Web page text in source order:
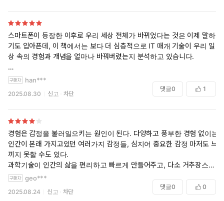
손으로 쓰고 그리는 일, 무언가를 기다리는 순간과 공공성을 감각
하는 일 등이 멸종 위기에 처해 있다.
문화 비평가이자 역사학자인 크리스틴 로젠은 《경험의 멸종》에
서 경험이 소멸하는 21세기적 현상을 탐구하고 그 소멸이 갖는 의
미를 철학적으로 분석한다. 대중문화, 과학, 정치, 법률 등 수많은 사
례를 탐사하는 로젠의 작업은 인간의 조건이 되었던 경험들이 사라
져가는 지금, 우리에게 이 흐름을 전복할 지적 근거를 제공한다. 출
간 이후 아마존 사회과학 분야에서 베스트셀러 1위 자리를 차지한
이 책은 〈가디언〉, 〈에스콰이어〉를 비롯한 유수 언론의 주목을
받았다.
스마트폰이 등장한 이후로 우리 세상 전체가 바뀌었다는 것은 이제 말하
기도 입아픈데, 이 책에서는 보다 더 심층적으로 IT 매개 기술이 우리 일
상 속의 경험과 개념을 얼마나 바꿔버렸는지 분석하고 있습니다.
IT기기가 효율과 편리를 최우선적으로 내세우기 시작하면서 우리가 기존
에 갖고 있던 개념들(간접 체험, 글쓰기, 대인 관계, 기다림, 혼자 만의 시
간, 쾌락, 개인화된 공간 등)이 변하기 시작하면서 우리가 무엇을 잃고 있
는지, 그리고 그에 따라 어떤 역효과가 발생할지 우려하고 있습니다.
이것도 하나의 시대의 흐름이라 어쩔 수 없는 것으로 치부할 수 있겠지만
우리 일상 속에서 발생하는 소통 문제, 이기주의, 각종 민폐가 이러한 IT
매개 기술에 의한 것이라고도 생각해보면 당연하다고 생각하는 시대의
흐름에 의문과 경각심을 갖게 하는 것만으로도 충분히 값어치 있는 책이
han***
2025.08.30 신고 차단
댓글0 1
경험은 감정을 불러일으키는 원인이 된다. 다양하고 풍부한 경험 없이는
인간이 본래 가지고있던 여러가지 감정들, 심지어 중요한 감정 마저도 느
끼지 못할 수도 있다.
과학기술이 인간의 삶을 편리하고 빠르게 만들어주고, 다소 거추장스러
운 타인과의 접촉을 차단해주는 등 편의를 제공하는 듯 하지만, 이는 곳
우리가 느낄 수 있는 다양한 감정들을 느낄 기회조차 차단하는 효과를 내
고 말았다. 과연 오늘날의 이런 경험의 멸종이 바람직한 것인가.
geo***
2025.08.24 신고 차단
댓글0 0